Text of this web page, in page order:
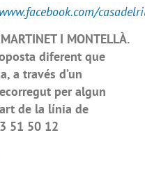
I MONTELLÀ.
diferent que
a través d’un
per algun
de la línia de
51 50 12